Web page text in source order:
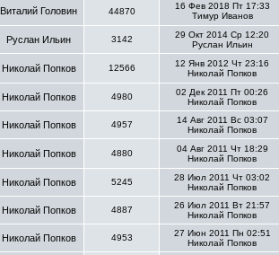
Виталий Головин 44870
16 Фев 2018 Пт 17:33
Тимур Иванов
Руслан Ильин 3142
29 Окт 2014 Ср 12:20
Руслан Ильин
Николай Попков 12566
12 Янв 2012 Чт 23:16
Николай Попков
Николай Попков 4980
02 Дек 2011 Пт 00:26
Николай Попков
Николай Попков 4957
14 Авг 2011 Вс 03:07
Николай Попков
Николай Попков 4880
04 Авг 2011 Чт 18:29
Николай Попков
Николай Попков 5245
28 Июл 2011 Чт 03:02
Николай Попков
Николай Попков 4887
26 Июл 2011 Вт 21:57
Николай Попков
Николай Попков 4953
27 Июн 2011 Пн 02:51
Николай Попков